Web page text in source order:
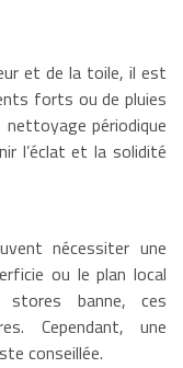
et de la toile, il est
forts ou de pluies
nettoyage périodique
l’éclat et la solidité
nécessiter une
ou le plan local
stores banne, ces
Cependant, une
conseillée.